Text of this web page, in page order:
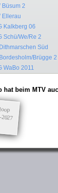
Büsum 2
Ellerau
Kalkberg 06
Schü/We/Re 2
Süd
Brügge 2
WaBo 2011
hat beim MTV